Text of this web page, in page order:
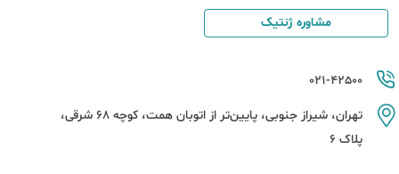
021-42500
تهران، شیراز جنوبی، پایین‌تر از اتوبان همت، کوچه 68 شرقی،
پلاک 6
مشاوره ژنتیک